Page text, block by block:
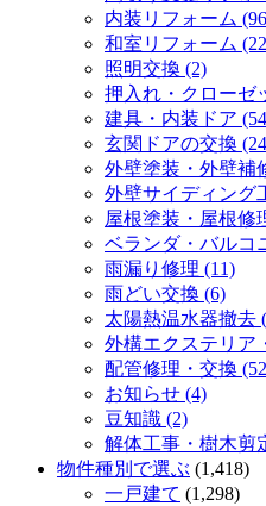
内装リフォーム
和室リフォーム
照明交換 (2)
押入れ・クローゼ
建具・内装ドア
玄関ドアの交換
外壁塗装・外壁補
外壁サイディング
屋根塗装・屋根修
ベランダ・バルコ
雨漏り修理 (11)
雨どい交換 (6)
太陽熱温水器撤去
外構エクステリア
配管修理・交換
お知らせ (4)
豆知識 (2)
解体工事・樹木剪
物件種別で選ぶ (1,418)
一戸建て (1,298)